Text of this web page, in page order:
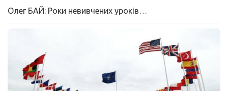
Олег БАЙ: Роки невивчених уроків…